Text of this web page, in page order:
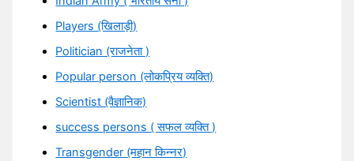
Players (खिलाड़ी)
Politician (राजनेता )
Popular person (लोकप्रिय व्यक्ति)
Scientist (वैज्ञानिक)
success persons ( सफल व्यक्ति )
Transgender (महान किन्नर)